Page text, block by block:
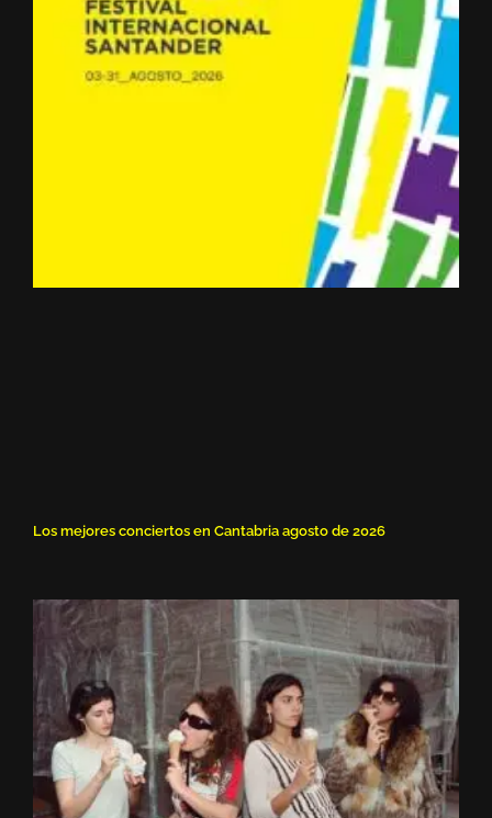
Los mejores conciertos en Cantabria agosto de 2026